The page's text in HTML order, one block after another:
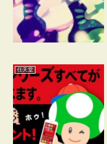
任天堂